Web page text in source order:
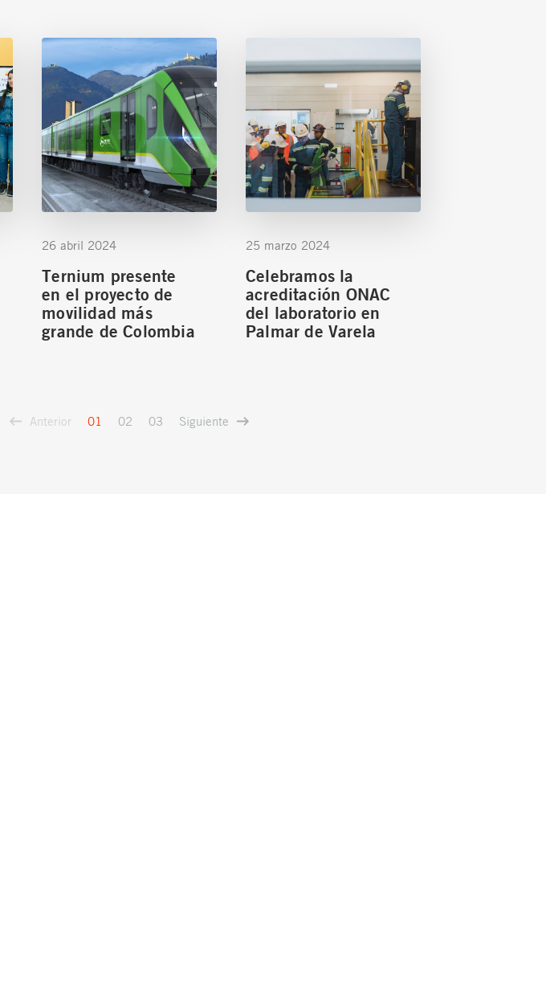
26 abril 2024
Ternium presente
en el proyecto de
movilidad más
grande de Colombia
25 marzo 2024
Celebramos la
acreditación ONAC
del laboratorio en
Palmar de Varela
Anterior 01 02 03 Siguiente